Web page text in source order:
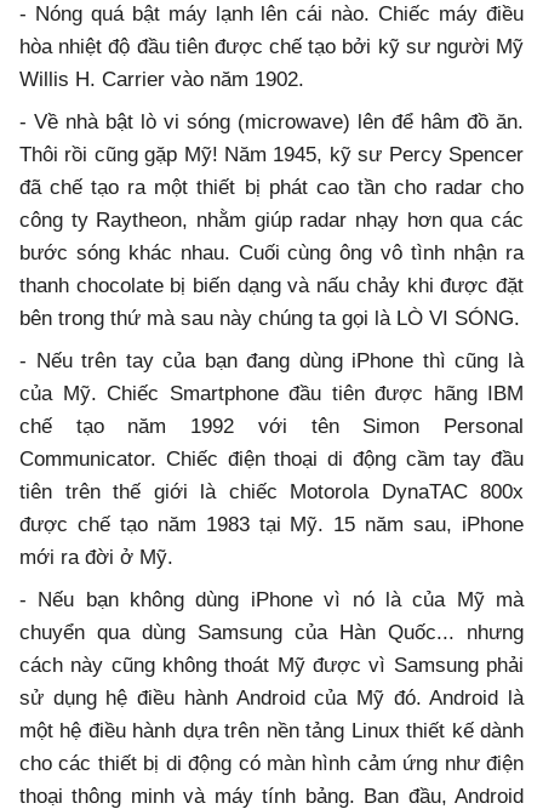
- Nóng quá bật máy lạnh lên cái nào. Chiếc máy điều
hòa nhiệt độ đầu tiên được chế tạo bởi kỹ sư người Mỹ
Willis H. Carrier vào năm 1902.
- Về nhà bật lò vi sóng (microwave) lên để hâm đồ ăn.
Thôi rồi cũng gặp Mỹ! Năm 1945, kỹ sư Percy Spencer
đã chế tạo ra một thiết bị phát cao tần cho radar cho
công ty Raytheon, nhằm giúp radar nhạy hơn qua các
bước sóng khác nhau. Cuối cùng ông vô tình nhận ra
thanh chocolate bị biến dạng và nấu chảy khi được đặt
bên trong thứ mà sau này chúng ta gọi là LÒ VI SÓNG.
- Nếu trên tay của bạn đang dùng iPhone thì cũng là
của Mỹ. Chiếc Smartphone đầu tiên được hãng IBM
chế tạo năm 1992 với tên Simon Personal
Communicator. Chiếc điện thoại di động cầm tay đầu
tiên trên thế giới là chiếc Motorola DynaTAC 800x
được chế tạo năm 1983 tại Mỹ. 15 năm sau, iPhone
mới ra đời ở Mỹ.
- Nếu bạn không dùng iPhone vì nó là của Mỹ mà
chuyển qua dùng Samsung của Hàn Quốc... nhưng
cách này cũng không thoát Mỹ được vì Samsung phải
sử dụng hệ điều hành Android của Mỹ đó. Android là
một hệ điều hành dựa trên nền tảng Linux thiết kế dành
cho các thiết bị di động có màn hình cảm ứng như điện
thoại thông minh và máy tính bảng. Ban đầu, Android